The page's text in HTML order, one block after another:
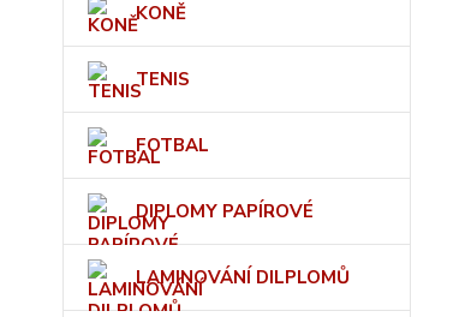
KONĚ
TENIS
FOTBAL
DIPLOMY PAPÍROVÉ
LAMINOVÁNÍ DILPLOMŮ